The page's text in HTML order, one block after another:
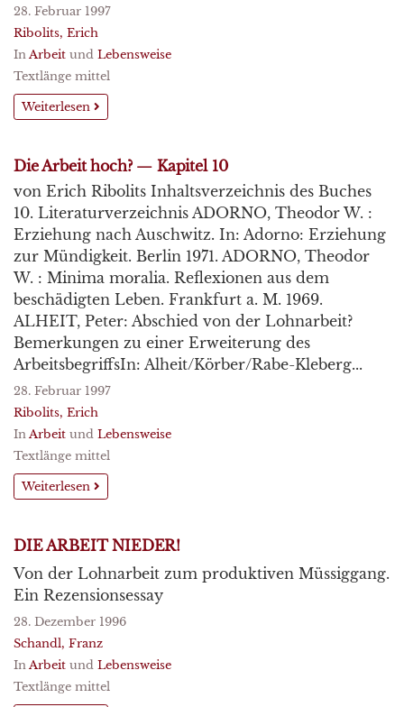
28. Februar 1997
Ribolits, Erich
In Arbeit und Lebensweise
Textlänge mittel
Weiterlesen
Die Arbeit hoch? — Kapitel 10
von Erich Ribolits Inhaltsverzeichnis des Buches
10. Literaturverzeichnis ADORNO, Theodor W. :
Erziehung nach Auschwitz. In: Adorno: Erziehung
zur Mündigkeit. Berlin 1971. ADORNO, Theodor
W. : Minima moralia. Reflexionen aus dem
beschädigten Leben. Frankfurt a. M. 1969.
ALHEIT, Peter: Abschied von der Lohnarbeit?
Bemerkungen zu einer Erweiterung des
ArbeitsbegriffsIn: Alheit/Körber/Rabe-Kleberg...
28. Februar 1997
Ribolits, Erich
In Arbeit und Lebensweise
Textlänge mittel
Weiterlesen
DIE ARBEIT NIEDER!
Von der Lohnarbeit zum produktiven Müssiggang.
Ein Rezensionsessay
28. Dezember 1996
Schandl, Franz
In Arbeit und Lebensweise
Textlänge mittel